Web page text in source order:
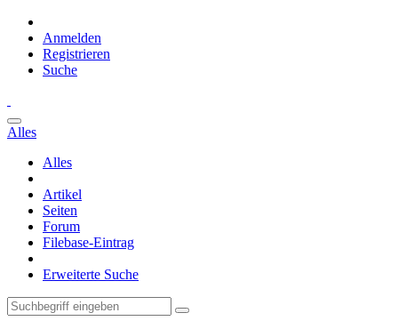
Anmelden
Registrieren
Suche
Alles
Alles
Artikel
Seiten
Forum
Filebase-Eintrag
Erweiterte Suche